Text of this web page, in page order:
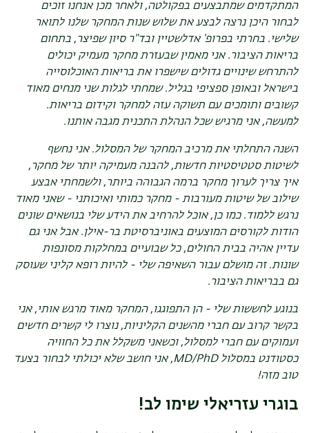
המתקדמים שמתבצעים בפקולטה, ולאחר מכן אנחנו זוכים
לבחור היכן נרצה לבצע את שלוש שנות המחקר שלנו לתואר
שלישי. בחרתי בפרופ' אדלשטיין ובד"ר סיון שפיצר, בתחום
בריאות הציבור. אני מאמין שבעזרת מחקר מעמיק יכולים
להתרחש שינויים גדולים שישפרו את בריאות האוכלוסייה
בישראל ובאופן ספציפי בגליל. שמחתי לגלות שני מנחים מאוד
קשובים ותומכים עם תשוקה עזה למחקר וקידום בריאות.
למעשה, אני מרגיש שכל הנהלת התכנית מגבה אותנו.
השנה התחלתי את מרכיב המחקר של המסלול. אני נחשף
לשיטות סטטיסטיות חדשות, להבנה מעמיקה יותר של מחקר,
איך צריך לערוך מחקר ברמה הגבוהה ביותר, ולשמחתי אבצע
שילוב של שיטות מעורבות - מחקר כמותי ואיכותני - שאני מאוד
נרגש ללמוד. כמו כן, אוכל להרחיב את הידע שלי בנושאים שונים
הודות לקורסים המוצעים באוניברסיטת בר-אילן. אבל אני גם
עדיין אהיה בבית החולים, כל שבועיים במחלקות מסונפות
שונות. זה מושלם עבור השאיפה שלי - להיות רופא קליני שעוסק
גם בבריאות הציבור.
בנוגע לחששות שלי - הן התפוגגו, המחקר מאוד מרגש אותי, אני
בקשר קרוב עם חברי מהשנים הקליניות, נוצרו לי קשרים חדשים
ועמוקים עם חברי למסלול, וכשאני משקלל את כל החוויה
כסטודנט במסלולMD/PhD, אני חושב שלא יכולתי לבחור בצעד
טוב מזה!
בוגרי עזריאלי שימו לב!